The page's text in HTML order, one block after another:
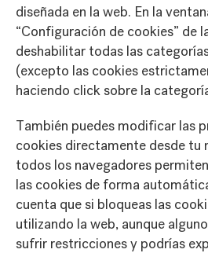
diseñada en la web. En la
“Configuración de cookies” de
deshabilitar todas las
(excepto las cookies
haciendo click sobre la
También puedes modificar las
cookies directamente desde tu
todos los navegadores
las cookies de forma
cuenta que si bloqueas las
utilizando la web, aunque
sufrir restricciones y podrías